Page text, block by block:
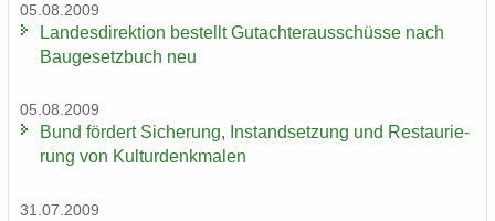
05.08.2009
Lan­des­di­rek­ti­on be­stellt Gut­ach­ter­aus­schüs­se nach
Bau­ge­setz­buch neu
05.08.2009
Bund för­dert Si­che­rung, In­stand­set­zung und Re­stau­rie­
rung von Kul­tur­denk­ma­len
31.07.2009